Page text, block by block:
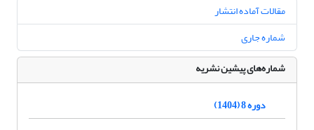
مقالات آماده انتشار
شماره جاری
شماره‌های پیشین نشریه
دوره 8 (1404)